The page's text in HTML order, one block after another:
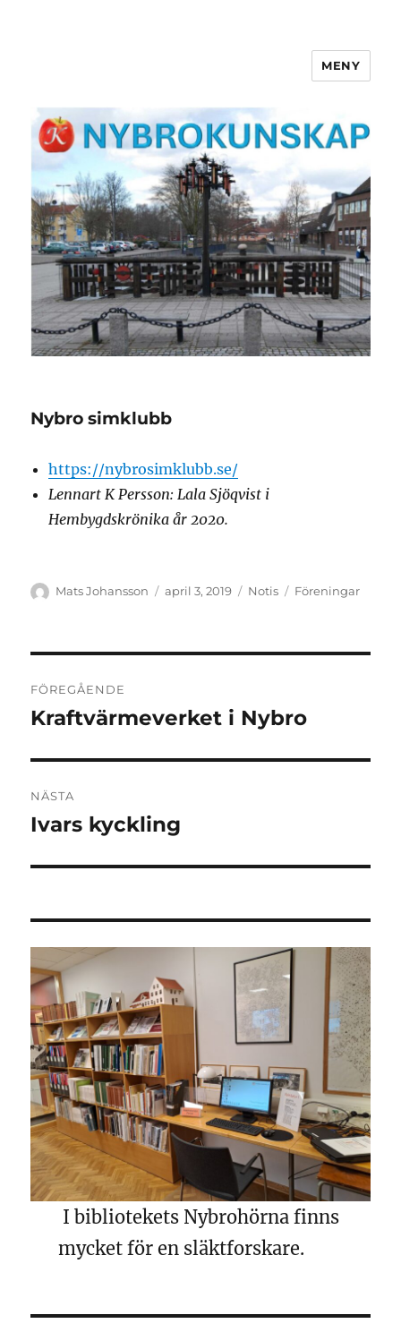
MENY
Nybro simklubb
https://nybrosimklubb.se/
Lennart K Persson: Lala Sjöqvist i
Hembygdskrönika år 2020.
Författare
Mats Johansson
Publicerat
april 3, 2019 Format
Notis Kategorier
Föreningar
FÖREGÅENDE
Föregående
Kraftvärmeverket i Nybro
NÄSTA
Nästa
Ivars kyckling
I bibliotekets Nybrohörna finns
mycket för en släktforskare.